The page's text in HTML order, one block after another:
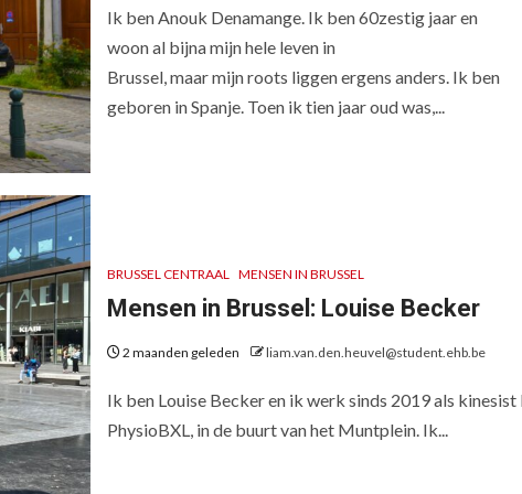
Ik ben Anouk Denamange. Ik ben 60zestig jaar en
woon al bijna mijn hele leven in
Brussel, maar mijn roots liggen ergens anders. Ik ben
geboren in Spanje. Toen ik tien jaar oud was,...
BRUSSEL CENTRAAL MENSEN IN BRUSSEL
Mensen in Brussel: Louise Becker
2 maanden geleden liam.van.den.heuvel@student.ehb.be
Ik ben Louise Becker en ik werk sinds 2019 als kinesist
PhysioBXL, in de buurt van het Muntplein. Ik...